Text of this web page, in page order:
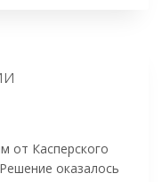
от Касперского
оказалось